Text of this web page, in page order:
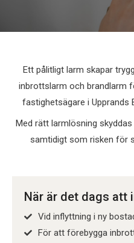
Ett pålitligt larm skapar
inbrottslarm och brandlarm
fastighetsägare i
Med rätt larmlösning
samtidigt som risken för
När är det dags att
Vid inflyttning i ny
För att förebygga